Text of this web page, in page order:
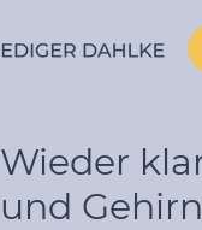
Wieder
und